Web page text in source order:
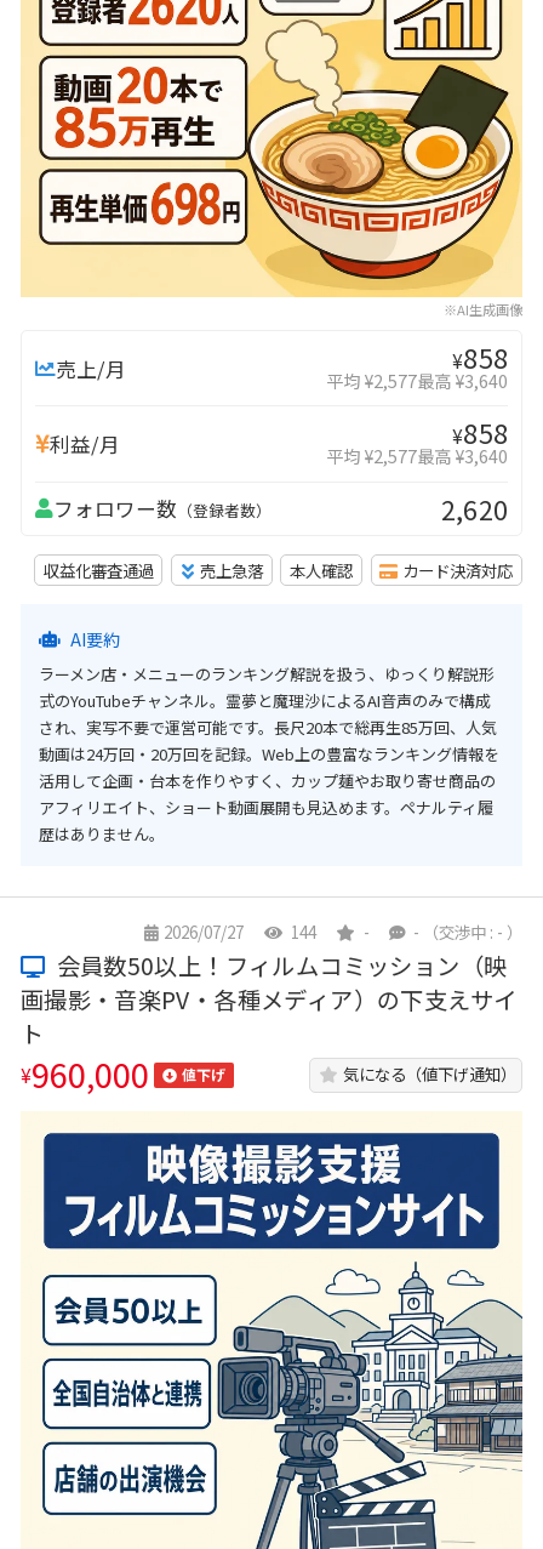
※AI生成画像
売上/月 ¥858
平均 ¥2,577最高 ¥3,640
利益/月 ¥858
平均 ¥2,577最高 ¥3,640
フォロワー数 （登録者数） 2,620
収益化審査通過 売上急落 本人確認 カード決済対応
AI要約
ラーメン店・メニューのランキング解説を扱う、ゆっくり解説形
式のYouTubeチャンネル。霊夢と魔理沙によるAI音声のみで構成
され、実写不要で運営可能です。長尺20本で総再生85万回、人気
動画は24万回・20万回を記録。Web上の豊富なランキング情報を
活用して企画・台本を作りやすく、カップ麺やお取り寄せ商品の
アフィリエイト、ショート動画展開も見込めます。ペナルティ履
歴はありません。
2026/07/27 144 - - （交渉中 : - ）
会員数50以上！フィルムコミッション（映
画撮影・音楽PV・各種メディア）の下支えサイ
ト
¥960,000 値下げ 気になる（値下げ通知）